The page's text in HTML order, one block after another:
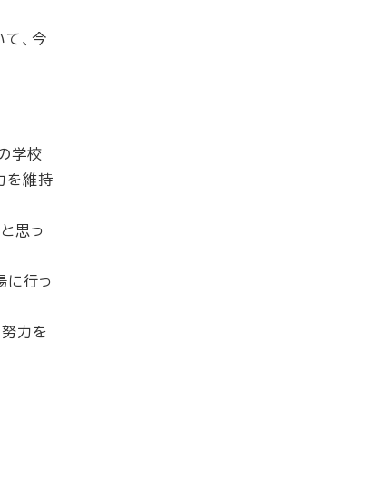
、今
学校
を維持
思っ
に行っ
力を